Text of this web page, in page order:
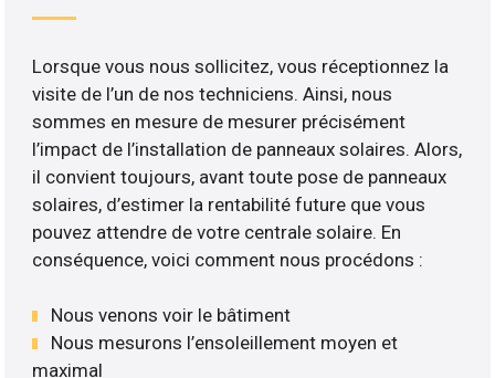
Lorsque vous nous sollicitez, vous réceptionnez la
visite de l’un de nos techniciens. Ainsi, nous
sommes en mesure de mesurer précisément
l’impact de l’installation de panneaux solaires. Alors,
il convient toujours, avant toute pose de panneaux
solaires, d’estimer la rentabilité future que vous
pouvez attendre de votre centrale solaire. En
conséquence, voici comment nous procédons :
Nous venons voir le bâtiment
Nous mesurons l’ensoleillement moyen et
maximal